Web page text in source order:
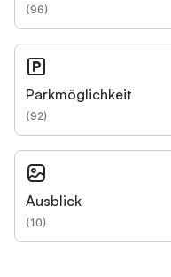
(96)
Parkmöglichkeit
(92)
Ausblick
(10)